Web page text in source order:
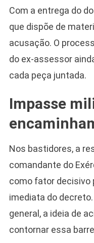
Com a entrega do
que dispõe de
acusação. O
do ex-assessor
cada peça juntada.
Impasse
Nos bastidores, a
comandante do
como fator decisivo
imediata do
general, a ideia de
contornar essa